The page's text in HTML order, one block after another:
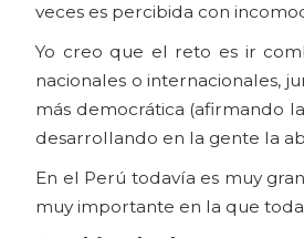
veces es percibida con
Yo creo que el reto es ir
nacionales o internacionales,
más democrática (afirmando
desarrollando en la gente la
En el Perú todavía es muy
muy importante en la que